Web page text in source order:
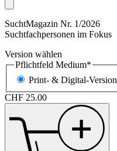
SuchtMagazin Nr. 1/2026
Suchtfach­personen im Fokus
Version wählen
Pflichtfeld Medium*
Print- & Digital-Version
CHF 25.00